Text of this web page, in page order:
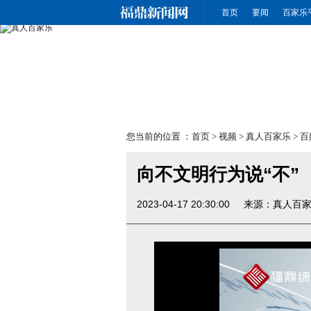
首页 要闻 百家乐
您当前的位置 ： 首页 > 视频 > 真人百家乐 > 百
向不文明行为说“不”
2023-04-17 20:30:00 来源：真人百